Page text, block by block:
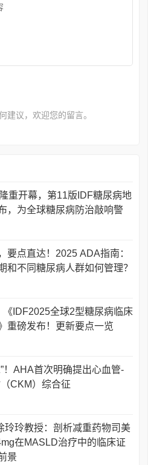
议，欢迎您的留言。
重开幕，第11版IDF糖尿病地
，为全球糖尿病防治敲响警
要点直达！2025 ADA指南：
和不同糖尿病人群如何管理？
《IDF2025全球2型糖尿病临床
重磅发布！更新要点一览
！AHA首次明确提出心血管-
CKM）综合征
玲玲教授：剖析减重药物司美
在MASLD治疗中的临床证
景